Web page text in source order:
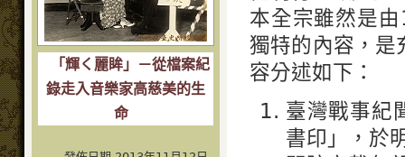
「輝く麗眸」－從檔案紀
錄走入音樂家高慈美的生
命
本全宗雖然是
獨特的內容，是
容分述如下：
臺灣戰事紀
書印」，於